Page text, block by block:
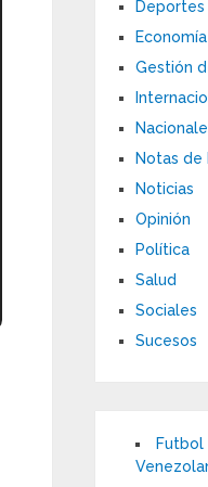
Deportes
Economía
Gestión
Notas de
Noticias
Opinión
Política
Salud
Sociales
Sucesos